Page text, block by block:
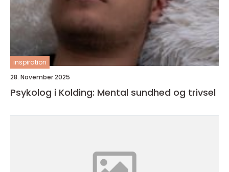
inspiration
28. November 2025
Psykolog i Kolding: Mental sundhed og trivsel